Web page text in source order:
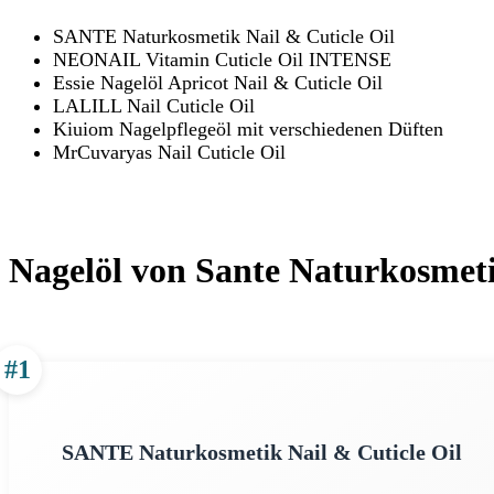
SANTE Naturkosmetik Nail & Cuticle Oil
NEONAIL Vitamin Cuticle Oil INTENSE
Essie Nagelöl Apricot Nail & Cuticle Oil
LALILL Nail Cuticle Oil
Kiuiom Nagelpflegeöl mit verschiedenen Düften
MrCuvaryas Nail Cuticle Oil
Nagelöl von Sante
#1
SANTE Naturkosmetik Nail & Cuticle Oil